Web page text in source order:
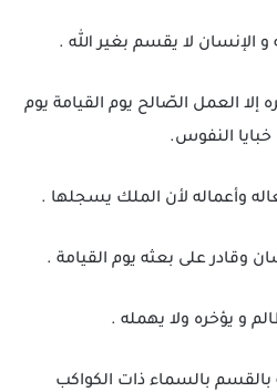
الإنسان لا يقسم بغير الله .
إلا العمل الصّالح يوم القيامة يوم
النفوس.
وأعماله لأن الملك يسجلها .
وقادر على بعثه يوم القيامة .
و يؤخره ولا يهمله .
بالقسم بالسماء ذات الكواكب